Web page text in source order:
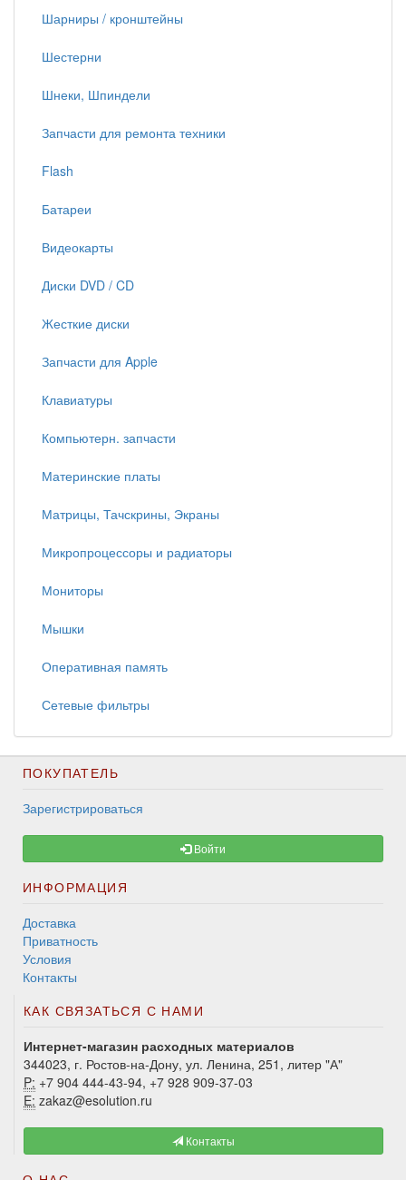
Шарниры / кронштейны
Шестерни
Шнеки, Шпиндели
Запчасти для ремонта техники
Flash
Батареи
Видеокарты
Диски DVD / CD
Жесткие диски
Запчасти для Apple
Клавиатуры
Компьютерн. запчасти
Материнские платы
Матрицы, Тачскрины, Экраны
Микропроцессоры и радиаторы
Мониторы
Мышки
Оперативная память
Сетевые фильтры
ПОКУПАТЕЛЬ
Зарегистрироваться
Войти
ИНФОРМАЦИЯ
Доставка
Приватность
Условия
Контакты
КАК СВЯЗАТЬСЯ С НАМИ
Интернет-магазин расходных материалов
344023, г. Ростов-на-Дону, ул. Ленина, 251, литер "А"
P: +7 904 444-43-94, +7 928 909-37-03
E: zakaz@esolution.ru
Контакты